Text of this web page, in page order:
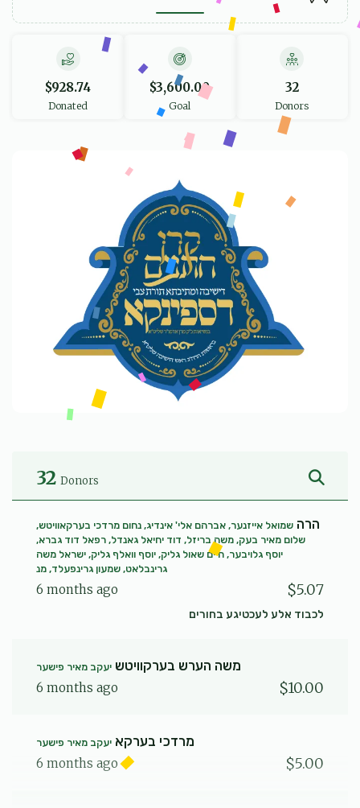
$928.74
Donated
$3,600.00
Goal
32
Donors
32 Donors
הרה שמואל אייזנער, אברהם אלי' אינדיג, נחום מרדכי בערקאוויטש,
שלום מאיר בעק, משה בריזל, דוד יחיאל גאנדל, רפאל דוד גברא,
יוסף גלויבער, חיים שאול גליק, יוסף וואלף גליק, ישראל משה
גרינבלאט, שמעון גרינפעלד, מנ
6 months ago $5.07
לכבוד אלע לעכטיגע בחורים
משה הערש בערקוויטש יעקב מאיר פישער
6 months ago $10.00
מרדכי בערקא יעקב מאיר פישער
6 months ago $5.00